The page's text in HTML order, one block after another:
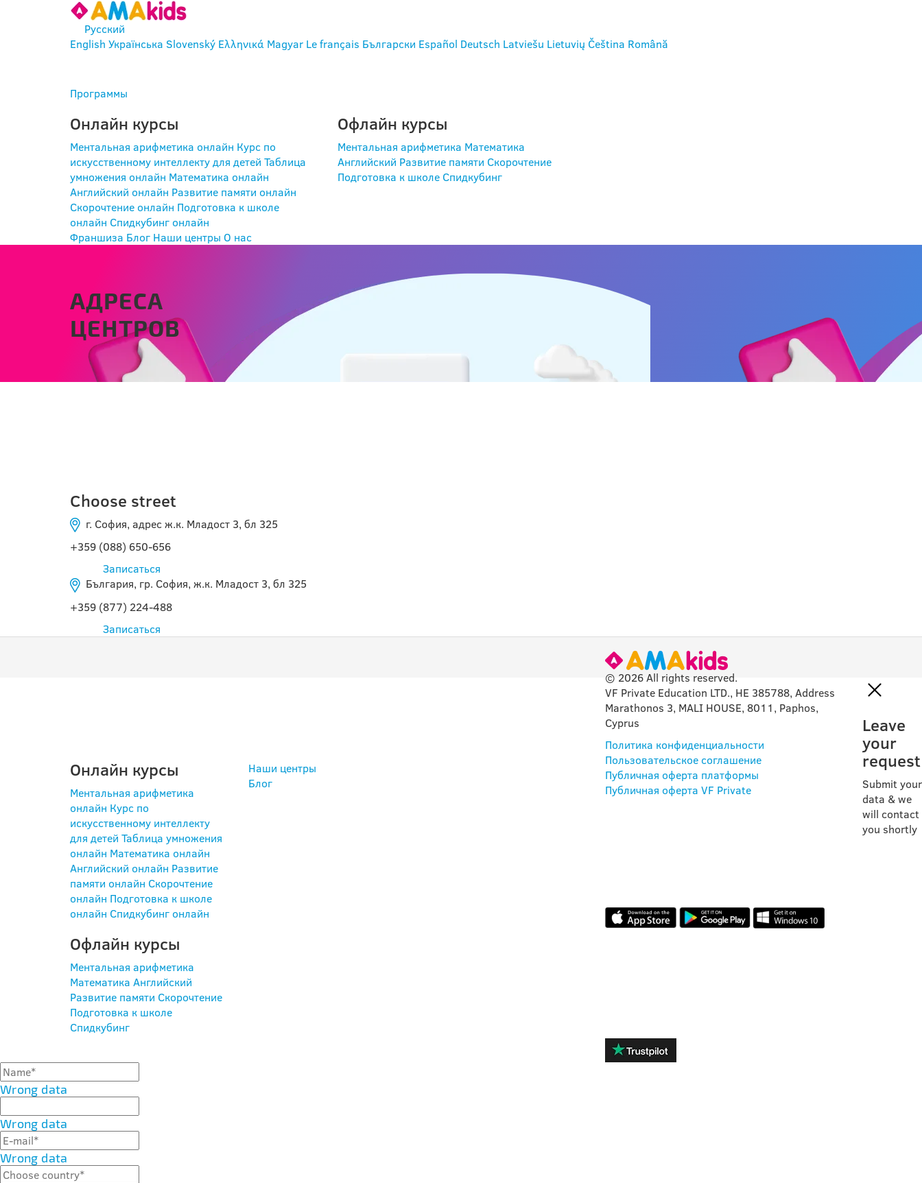
Русский
English Українська Slovenský Ελληνικά Magyar Le français Български Español Deutsch Latviešu Lietuvių Čeština Română
Программы
Онлайн курсы
Ментальная арифметика онлайн Курс по
искусственному интеллекту для детей Таблица
умножения онлайн Математика онлайн
Английский онлайн Развитие памяти онлайн
Скорочтение онлайн Подготовка к школе
онлайн Спидкубинг онлайн
Офлайн курсы
Ментальная арифметика Математика
Английский Развитие памяти Скорочтение
Подготовка к школе Спидкубинг
Франшиза Блог Наши центры О нас
АДРЕСА
ЦЕНТРОВ
Choose street
г. София, адрес ж.к. Младост 3, бл 325
+359 (088) 650-656
Записаться
България, гр. София, ж.к. Младост 3, бл 325
+359 (877) 224-488
Записаться
Онлайн курсы
Ментальная арифметика
онлайн Курс по
искусственному интеллекту
для детей Таблица умножения
онлайн Математика онлайн
Английский онлайн Развитие
памяти онлайн Скорочтение
онлайн Подготовка к школе
онлайн Спидкубинг онлайн
Офлайн курсы
Ментальная арифметика
Математика Английский
Развитие памяти Скорочтение
Подготовка к школе
Спидкубинг
Наши центры
Блог
© 2026 All rights reserved.
VF Private Education LTD., HE 385788, Address
Marathonos 3, MALI HOUSE, 8011, Paphos,
Cyprus
Политика конфиденциальности
Пользовательское соглашение
Публичная оферта платформы
Публичная оферта VF Private
Leave
your
request
Submit your
data & we
will contact
you shortly
Wrong data
Wrong data
Wrong data